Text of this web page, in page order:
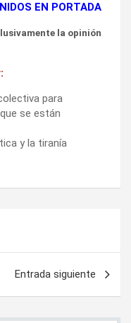
EN PORTADA
la opinión
para
se están
y la tiranía
Entrada siguiente